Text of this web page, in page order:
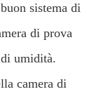
sistema di
di prova
umidità.
camera di